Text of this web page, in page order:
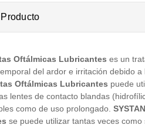
Oftálmicas Lubricantes es un
del ardor e irritación debido a
Oftálmicas Lubricantes puede
lentes de contacto blandas
como de uso prolongado.
se puede utilizar tantas veces